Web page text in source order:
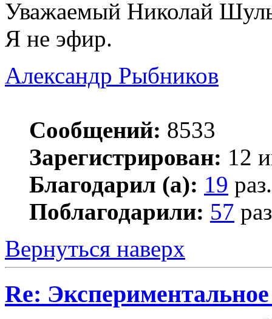
Уважаемый Николай
Я не эфир.
Александр Рыбников
Сообщений: 8533
Зарегистрирован: 12
Благодарил (а): 19 раз.
Поблагодарили: 57
Вернуться наверх
Re: